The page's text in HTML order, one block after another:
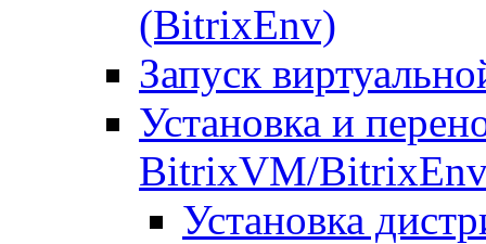
(BitrixEnv)
Запуск
Установка и
BitrixVM/
Установка